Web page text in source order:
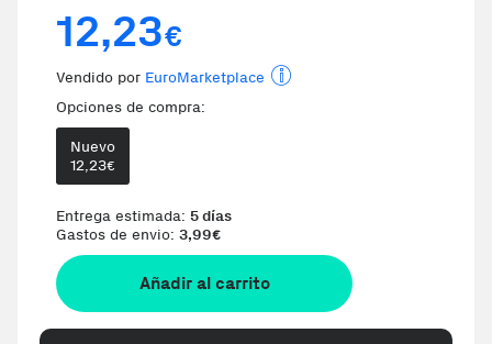
12,23€
Vendido por EuroMarketplace
Opciones de compra:
Nuevo
12,23€
Entrega estimada: 5 días
Gastos de envio: 3,99€
Añadir al carrito